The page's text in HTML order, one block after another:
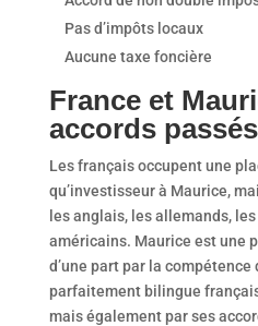
Pas d’impôts locaux
Aucune taxe foncière
France et
accords passés
Les français occupent une
qu’investisseur à Maurice,
les anglais, les allemands,
américains. Maurice est une
d’une part par la
parfaitement bilingue
mais également par ses